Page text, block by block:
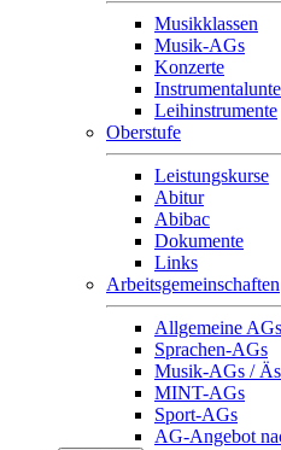
Musikklassen
Musik-AGs
Konzerte
Leihinstrumente
Oberstufe
Leistungskurse
Abitur
Abibac
Dokumente
Links
Arbeitsgemeinschaften
Allgemeine AGs
Sprachen-AGs
Musik-AGs /
MINT-AGs
Sport-AGs
AG-Angebot